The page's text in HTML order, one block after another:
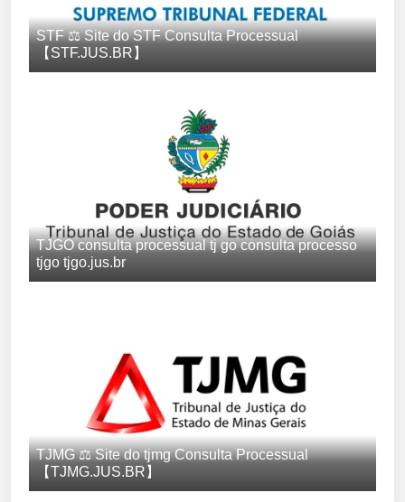
STF ⚖️ Site do STF Consulta Processual
【STF.JUS.BR】
TJGO consulta processual tj go consulta processo
tjgo tjgo.jus.br
TJMG ⚖️ Site do tjmg Consulta Processual
【TJMG.JUS.BR】